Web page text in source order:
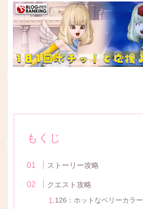
もくじ
ストーリー攻略
クエスト攻略
126：ホットなベリーカラー